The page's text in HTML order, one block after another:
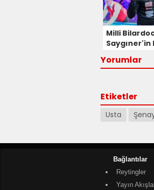
Milli
Saygıner'in
Oluyor!
Yorumlar
Etiketler
Usta
Bağlantılar
Reytingler
Yayın